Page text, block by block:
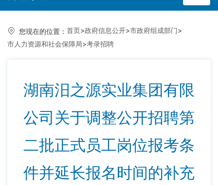
您现在的位置： 首页>政府信息公开>市政府组成部门>
市人力资源和社会保障局>考录招聘
湖南汨之源实业集团有限
公司关于调整公开招聘第
二批正式员工岗位报考条
件并延长报名时间的补充